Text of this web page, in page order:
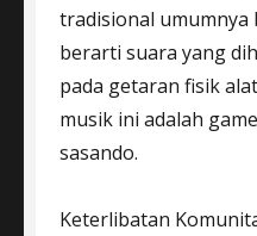
tradisional
berarti suara yang
pada getaran fisik
musik ini adalah
sasando.
Keterlibatan